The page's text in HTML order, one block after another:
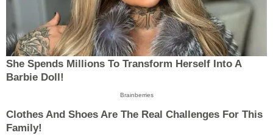
She Spends Millions To Transform Herself Into A
Barbie Doll!
Brainberries
Clothes And Shoes Are The Real Challenges For This
Family!